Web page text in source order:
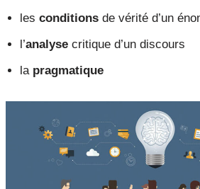
les conditionsde vérité d’un
l’analysecritique d’un discours
la pragmatique